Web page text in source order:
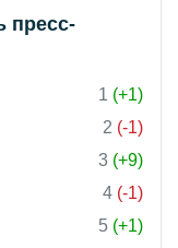
пресс-
1 (+1)
2 (-1)
3 (+9)
4 (-1)
5 (+1)